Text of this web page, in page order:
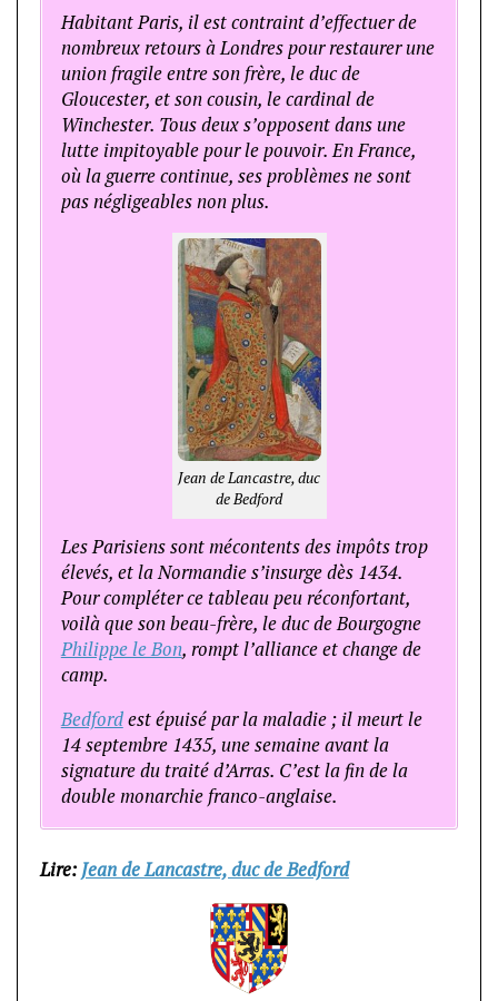
Habitant Paris, il est contraint d’effectuer de
nombreux retours à Londres pour restaurer une
union fragile entre son frère, le duc de
Gloucester, et son cousin, le cardinal de
Winchester. Tous deux s’opposent dans une
lutte impitoyable pour le pouvoir. En France,
où la guerre continue, ses problèmes ne sont
pas négligeables non plus.
Jean de Lancastre, duc
de Bedford
Les Parisiens sont mécontents des impôts trop
élevés, et la Normandie s’insurge dès 1434.
Pour compléter ce tableau peu réconfortant,
voilà que son beau-frère, le duc de Bourgogne
Philippe le Bon, rompt l’alliance et change de
camp.
Bedfordest épuisé par la maladie ; il meurt le
14 septembre 1435, une semaine avant la
signature du traité d’Arras. C’est la fin de la
double monarchie franco-anglaise.
Lire:Jean de Lancastre, duc de Bedford